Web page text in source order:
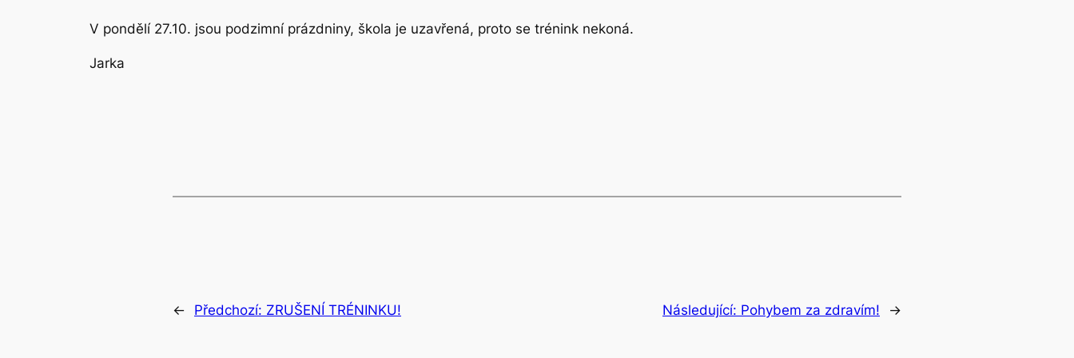
V pondělí 27.10. jsou podzimní prázdniny, škola je uzavřená, proto se trénink nekoná.
Jarka
← Předchozí: ZRUŠENÍ TRÉNINKU! Následující: Pohybem za zdravím! →